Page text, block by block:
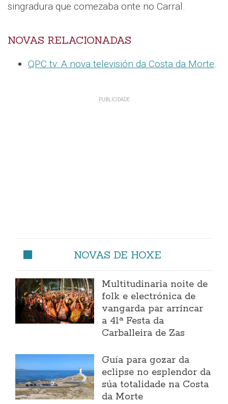
singradura que comezaba onte no Carral.
NOVAS RELACIONADAS
QPC.tv: A nova televisión da Costa da Morte.
NOVAS DE HOXE
Multitudinaria noite de
folk e electrónica de
vangarda par arrincar
a 41ª Festa da
Carballeira de Zas
Guía para gozar da
eclipse no esplendor da
súa totalidade na Costa
da Morte